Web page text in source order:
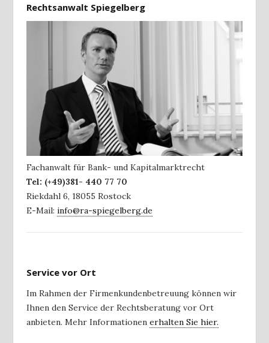
Rechtsanwalt Spiegelberg
Fachanwalt für Bank- und Kapitalmarktrecht
Tel: (+49)381- 440 77 70
Riekdahl 6, 18055 Rostock
E-Mail: info@ra-spiegelberg.de
Service vor Ort
Im Rahmen der Firmenkundenbetreuung können wir
Ihnen den Service der Rechtsberatung vor Ort
anbieten. Mehr Informationen erhalten Sie hier.